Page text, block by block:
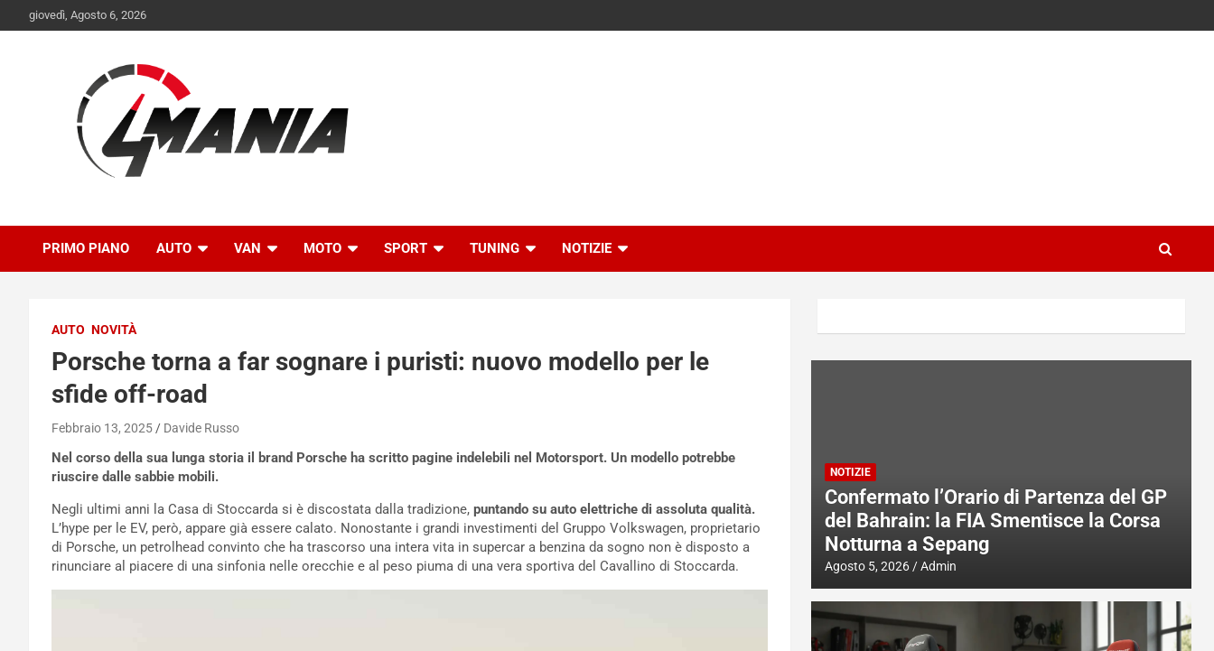
to
giovedì, Agosto 6, 2026
QuattroMania
PRIMO PIANO AUTO VAN MOTO SPORT TUNING NOTIZIE
AUTO NOVITÀ
Porsche torna a far sognare i puristi: nuovo modello per le
sfide off-road
Febbraio 13, 2025 Davide Russo
Nel corso della sua lunga storia il brand Porsche ha scritto pagine indelebili nel Motorsport. Un modello potrebbe
riuscire dalle sabbie mobili.
Negli ultimi anni la Casa di Stoccarda si è discostata dalla tradizione, puntando su auto elettriche di assoluta qualità.
L’hype per le EV, però, appare già essere calato. Nonostante i grandi investimenti del Gruppo Volkswagen, proprietario
di Porsche, un petrolhead convinto che ha trascorso una intera vita in supercar a benzina da sogno non è disposto a
rinunciare al piacere di una sinfonia nelle orecchie e al peso piuma di una vera sportiva del Cavallino di Stoccarda.
NOTIZIE
Confermato l’Orario di Partenza del GP
del Bahrain: la FIA Smentisce la Corsa
Notturna a Sepang
Agosto 5, 2026 Admin